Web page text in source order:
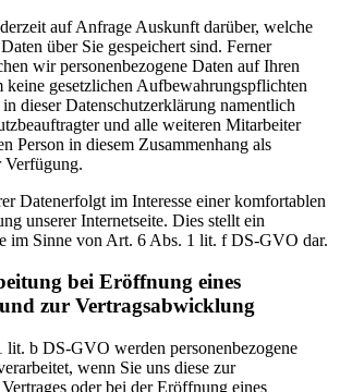
auf Anfrage Auskunft darüber, welche
über Sie gespeichert sind. Ferner
wir personenbezogene Daten auf Ihren
keine gesetzlichen Aufbewahrungspflichten
dieser Datenschutzerklärung namentlich
und alle weiteren Mitarbeiter
Person in diesem Zusammenhang als
Verfügung.
Datenerfolgt im Interesse einer komfortablen
unserer Internetseite. Dies stellt ein
im Sinne von Art. 6 Abs. 1 lit. f DS-GVO dar.
bei Eröffnung eines
zur Vertragsabwicklung
lit. b DS-GVO werden personenbezogene
wenn Sie uns diese zur
oder bei der Eröffnung eines